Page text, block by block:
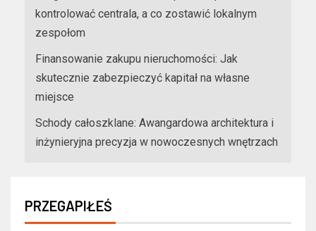
kontrolować centrala, a co zostawić lokalnym
zespołom
Finansowanie zakupu nieruchomości: Jak
skutecznie zabezpieczyć kapitał na własne
miejsce
Schody całoszklane: Awangardowa architektura i
inżynieryjna precyzja w nowoczesnych wnętrzach
PRZEGAPIŁEŚ